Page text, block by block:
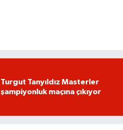
Turgut Tanyıldız Masterler
şampiyonluk maçına çıkıyor